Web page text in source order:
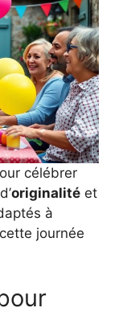
célébrer
originalité et
à
journée